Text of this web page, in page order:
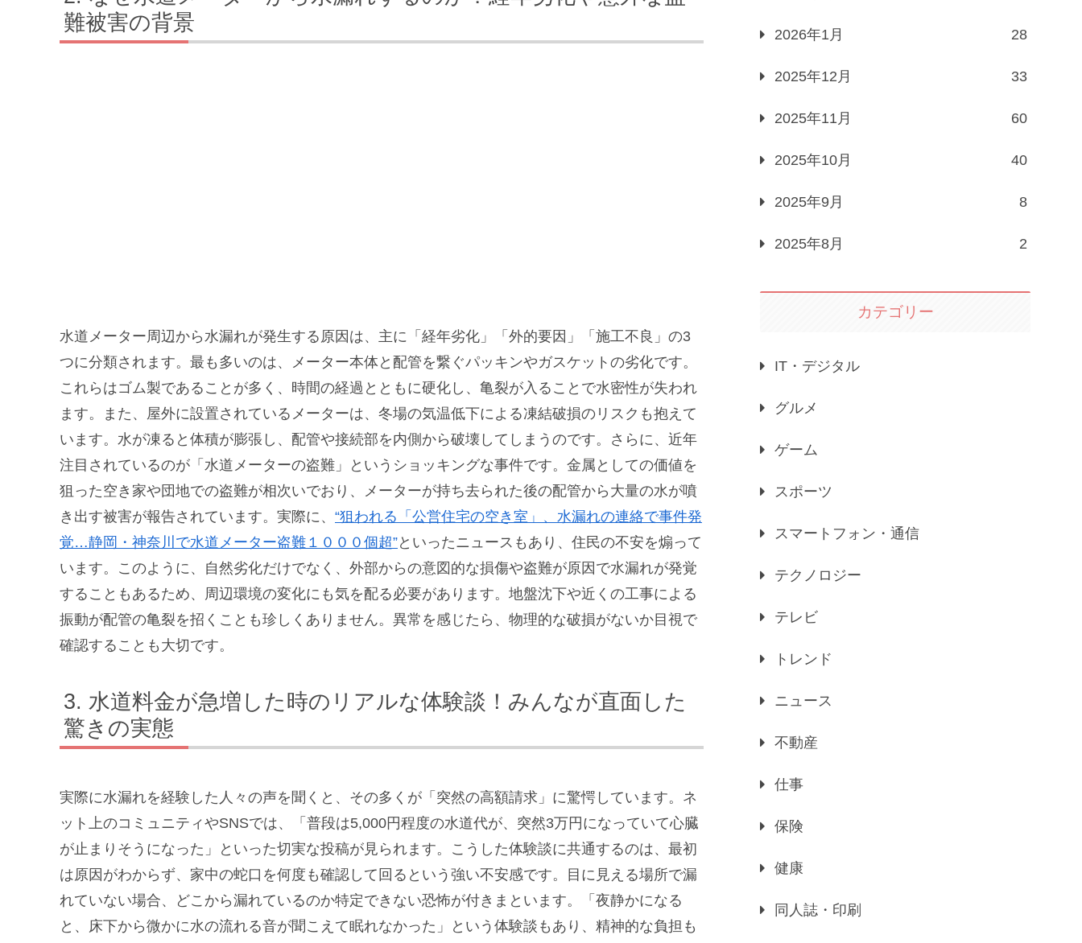
難被害の背景
水道メーター周辺から水漏れが発生する原因は、主に「経年劣化」「外的要因」「施工不良」の3
つに分類されます。最も多いのは、メーター本体と配管を繋ぐパッキンやガスケットの劣化です。
これらはゴム製であることが多く、時間の経過とともに硬化し、亀裂が入ることで水密性が失われ
ます。また、屋外に設置されているメーターは、冬場の気温低下による凍結破損のリスクも抱えて
います。水が凍ると体積が膨張し、配管や接続部を内側から破壊してしまうのです。さらに、近年
注目されているのが「水道メーターの盗難」というショッキングな事件です。金属としての価値を
狙った空き家や団地での盗難が相次いでおり、メーターが持ち去られた後の配管から大量の水が噴
き出す被害が報告されています。実際に、 “狙われる「公営住宅の空き室」、水漏れの連絡で事件発
覚…静岡・神奈川で水道メーター盗難１０００個超”といったニュースもあり、住民の不安を煽って
います。このように、自然劣化だけでなく、外部からの意図的な損傷や盗難が原因で水漏れが発覚
することもあるため、周辺環境の変化にも気を配る必要があります。地盤沈下や近くの工事による
振動が配管の亀裂を招くことも珍しくありません。異常を感じたら、物理的な破損がないか目視で
確認することも大切です。
水道料金が急増した時のリアルな体験談！みんなが直面した
驚きの実態
実際に水漏れを経験した人々の声を聞くと、その多くが「突然の高額請求」に驚愕しています。ネ
ット上のコミュニティやSNSでは、「普段は5,000円程度の水道代が、突然3万円になっていて心臓
が止まりそうになった」といった切実な投稿が見られます。こうした体験談に共通するのは、最初
は原因がわからず、家中の蛇口を何度も確認して回るという強い不安感です。目に見える場所で漏
れていない場合、どこから漏れているのか特定できない恐怖が付きまといます。「夜静かになる
と、床下から微かに水の流れる音が聞こえて眠れなかった」という体験談もあり、精神的な負担も
2026年1月 28
2025年12月 33
2025年11月 60
2025年10月 40
2025年9月 8
2025年8月 2
カテゴリー
IT・デジタル
グルメ
ゲーム
スポーツ
スマートフォン・通信
テクノロジー
テレビ
トレンド
ニュース
不動産
仕事
保険
健康
同人誌・印刷